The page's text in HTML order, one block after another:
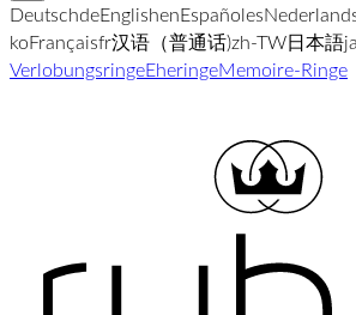
DeutschdeEnglishenEspañoles
koFrançaisfr汉语（普通话)zh-TW日本語ja
VerlobungsringeEheringeMemoire-Ringe